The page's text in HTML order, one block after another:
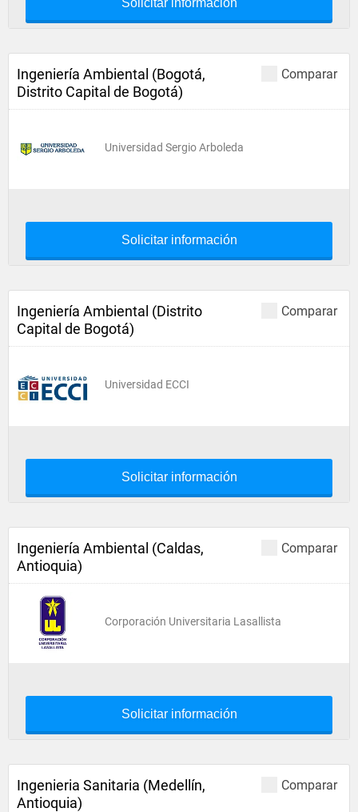
Solicitar información
Comparar
Ingeniería Ambiental (Bogotá,
Distrito Capital de Bogotá)
Universidad Sergio Arboleda
Solicitar información
Comparar
Ingeniería Ambiental (Distrito
Capital de Bogotá)
Universidad ECCI
Solicitar información
Comparar
Ingeniería Ambiental (Caldas,
Antioquia)
Corporación Universitaria Lasallista
Solicitar información
Comparar
Ingenieria Sanitaria (Medellín,
Antioquia)